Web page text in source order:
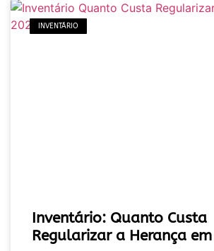
INVENTÁRIO
Inventário: Quanto Custa
Regularizar a Herança